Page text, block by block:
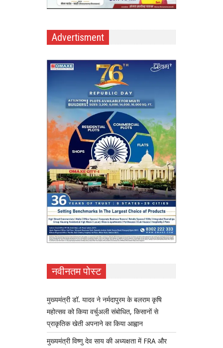
Advertisment
नवीनतम पोस्ट
मुख्यमंत्री डॉ. यादव ने नर्मदापुरम के बलराम कृषि
महोत्सव को किया वर्चुअली संबोधित, किसानों से
प्राकृतिक खेती अपनाने का किया आह्वान
मुख्यमंत्री विष्णु देव साय की अध्यक्षता में FRA और